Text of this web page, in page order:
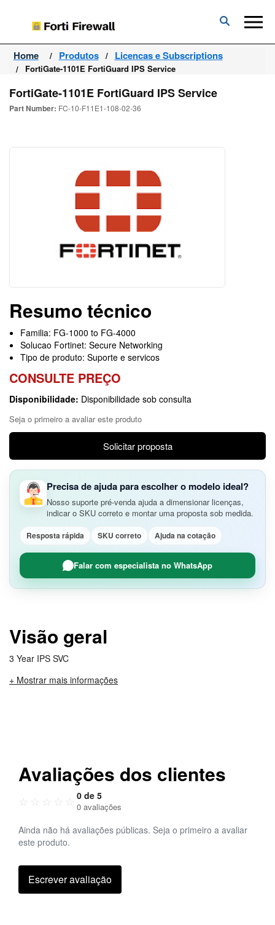
Forti
Firewall
Home Produtos Licencas e Subscriptions
FortiGate-1101E FortiGuard IPS Service
FortiGate-1101E FortiGuard IPS Service
Part Number: FC-10-F11E1-108-02-36
Resumo técnico
Familia: FG-1000 to FG-4000
Solucao Fortinet: Secure Networking
Tipo de produto: Suporte e servicos
CONSULTE PREÇO
Disponibilidade: Disponibilidade sob consulta
Seja o primeiro a avaliar este produto
Solicitar proposta
Precisa de ajuda para escolher o modelo ideal?
Nosso suporte pré-venda ajuda a dimensionar licenças,
indicar o SKU correto e montar uma proposta sob medida.
Resposta rápida SKU correto Ajuda na cotação
Falar com especialista no WhatsApp
Visão geral
3 Year IPS SVC
+ Mostrar mais informações
Avaliações dos clientes
☆ ☆ ☆ ☆ ☆ 0 de 5
0 avaliações
Ainda não há avaliações públicas. Seja o primeiro a avaliar
este produto.
Escrever avaliação